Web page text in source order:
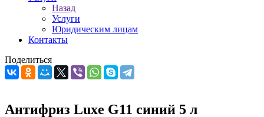
Назад
Услуги
Юридическим лицам
Контакты
Поделиться
Антифриз Luxe G11 синий 5 л